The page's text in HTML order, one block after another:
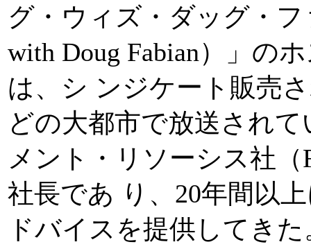
グ・ウィズ・ダッグ・フ
with Doug Fabian）」の
は、シ ンジケート販売
どの大都市で放送され
メント・リソーシス社（
社長であ り、20年間以
ドバイスを提供してき